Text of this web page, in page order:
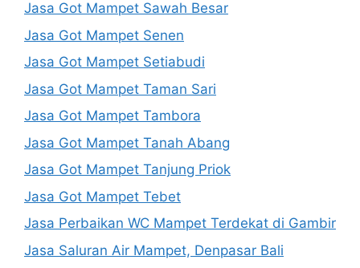
Jasa Got Mampet Sawah Besar
Jasa Got Mampet Senen
Jasa Got Mampet Setiabudi
Jasa Got Mampet Taman Sari
Jasa Got Mampet Tambora
Jasa Got Mampet Tanah Abang
Jasa Got Mampet Tanjung Priok
Jasa Got Mampet Tebet
Jasa Perbaikan WC Mampet Terdekat di Gambir
Jasa Saluran Air Mampet, Denpasar Bali